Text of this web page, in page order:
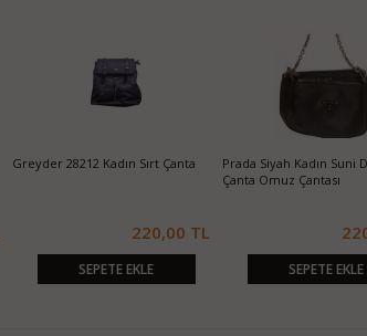
Greyder 28212 Kadın Sırt Çanta
220,00 TL
SEPETE EKLE
Prada Siyah Kadın Suni
Çanta Omuz Çantası
SEPETE EKLE